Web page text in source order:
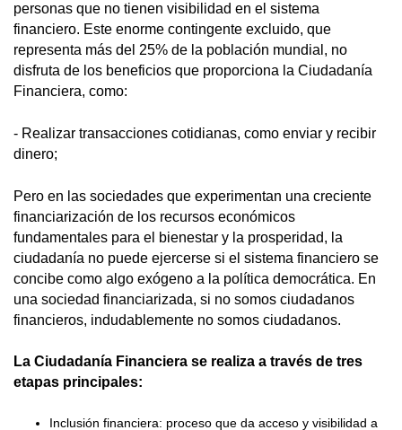
personas que no tienen visibilidad en el sistema
financiero. Este enorme contingente excluido, que
representa más del 25% de la población mundial, no
disfruta de los beneficios que proporciona la Ciudadanía
Financiera, como:
- Realizar transacciones cotidianas, como enviar y recibir
dinero;
Pero en las sociedades que experimentan una creciente
financiarización de los recursos económicos
fundamentales para el bienestar y la prosperidad, la
ciudadanía no puede ejercerse si el sistema financiero se
concibe como algo exógeno a la política democrática. En
una sociedad financiarizada, si no somos ciudadanos
financieros, indudablemente no somos ciudadanos.
La Ciudadanía Financiera se realiza a través de tres
etapas principales:
Inclusión financiera: proceso que da acceso y visibilidad a